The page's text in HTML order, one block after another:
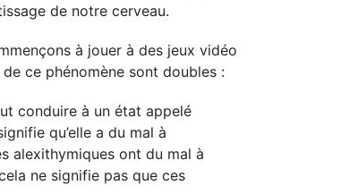
de notre cerveau.
à jouer à des jeux vidéo
ce phénomène sont doubles :
conduire à un état appelé
qu’elle a du mal à
alexithymiques ont du mal à
ne signifie pas que ces